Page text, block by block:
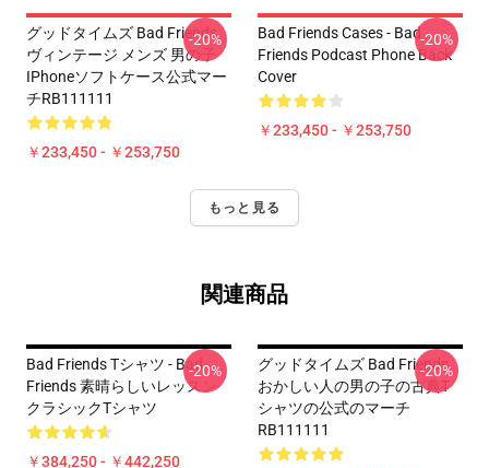
グッドタイムズ Bad Friends
ヴィンテージ メンズ 男の子
IPhoneソフトケース公式マー
チRB111111
￥233,450 - ￥253,750
-20%
Bad Friends Cases - Bad
Friends Podcast Phone Back
Cover
￥233,450 - ￥253,750
-20%
もっと見る
関連商品
Bad Friends Tシャツ - Bad
Friends 素晴らしいレッスン
クラシックTシャツ
￥384,250 - ￥442,250
-20%
グッドタイムズ Bad Friends
おかしい人の男の子の古典T
シャツの公式のマーチ
RB111111
-20%